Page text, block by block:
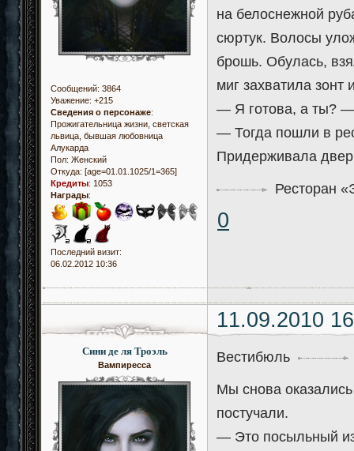
Сообщений: 3864
Уважение: +215
Сведения о персонаже:
Прожигательница жизни, светская
львица, бывшая любовница
Алукарда
Пол: Женский
Откуда: [age=01.01.1025/1=365]
Кредиты: 1053
Награды:
Последний визит:
06.02.2012 10:36
на белоснежной
сюртук. Волосы
брошь. Обулась,
миг захватила зонт
— Я готова, а ты? —
— Тогда пошли в
Придерживала
Ресторан
0
11.09.2010
Сини де ля Троэль
Вампиресса
Вестибюль
Мы снова
постучали.
— Это посыльный